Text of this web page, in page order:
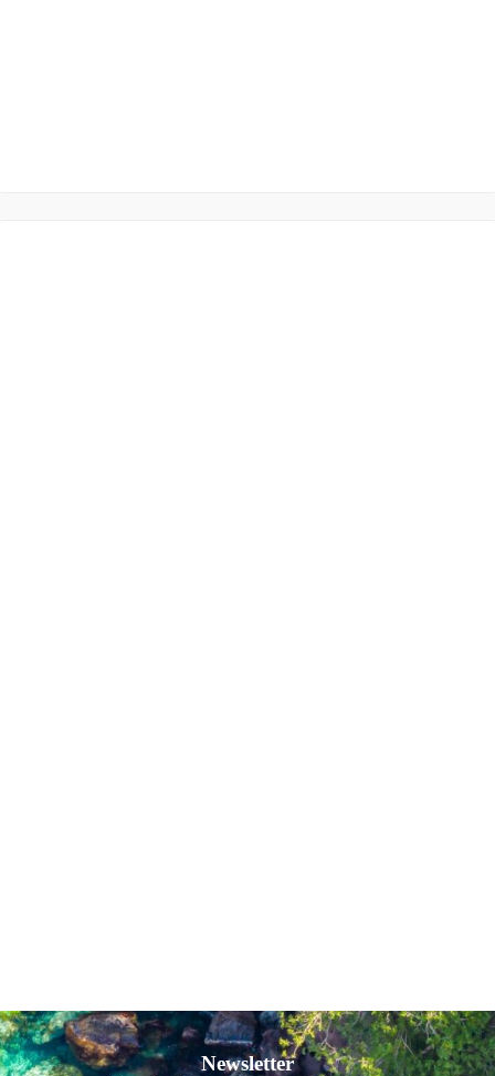
Newsletter